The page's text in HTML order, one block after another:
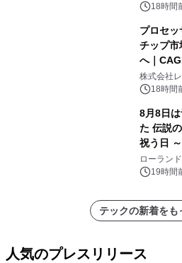
18時間
プロセ
チップ
へ｜
ー需要が
株式会社
18時間
8月8日
た 伝説
祝う日
を展示し
催 英国
アーティ
メーショ
ローラン
19時間
テックの新着をも
人気のプレスリリース